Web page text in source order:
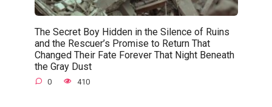
The Secret Boy Hidden in the Silence of Ruins
and the Rescuer’s Promise to Return That
Changed Their Fate Forever That Night Beneath
the Gray Dust
0 410